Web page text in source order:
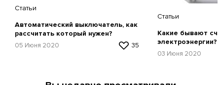
Статьи
Автоматический выключатель, как
рассчитать который нужен?
05 Июня 2020 35
Статьи
Какие бывают
электроэнергии?
03 Июня 2020